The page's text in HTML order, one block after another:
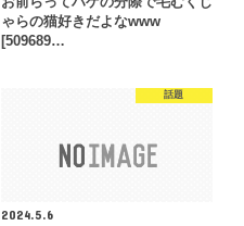
ゃらの猫好きだよなwww
[509689…
話題
2024.5.6